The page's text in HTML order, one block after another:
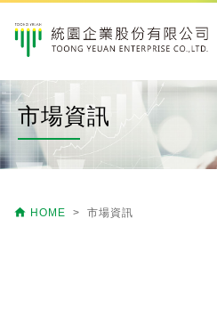
市場資訊
 HOME > 市場資訊